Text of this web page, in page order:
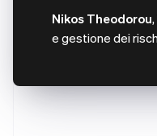
Nikos Theodorou
e gestione dei